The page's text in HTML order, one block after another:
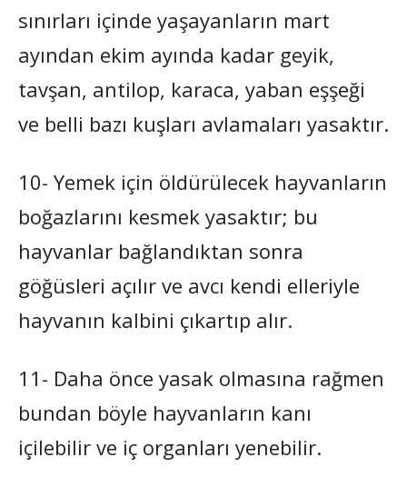
sınırları içinde yaşayanların mart
ayından ekim ayında kadar geyik,
tavşan, antilop, karaca, yaban eşşeği
ve belli bazı kuşları avlamaları yasaktır.
10- Yemek için öldürülecek hayvanların
boğazlarını kesmek yasaktır; bu
hayvanlar bağlandıktan sonra
göğüsleri açılır ve avcı kendi elleriyle
hayvanın kalbini çıkartıp alır.
11- Daha önce yasak olmasına rağmen
bundan böyle hayvanların kanı
içilebilir ve iç organları yenebilir.